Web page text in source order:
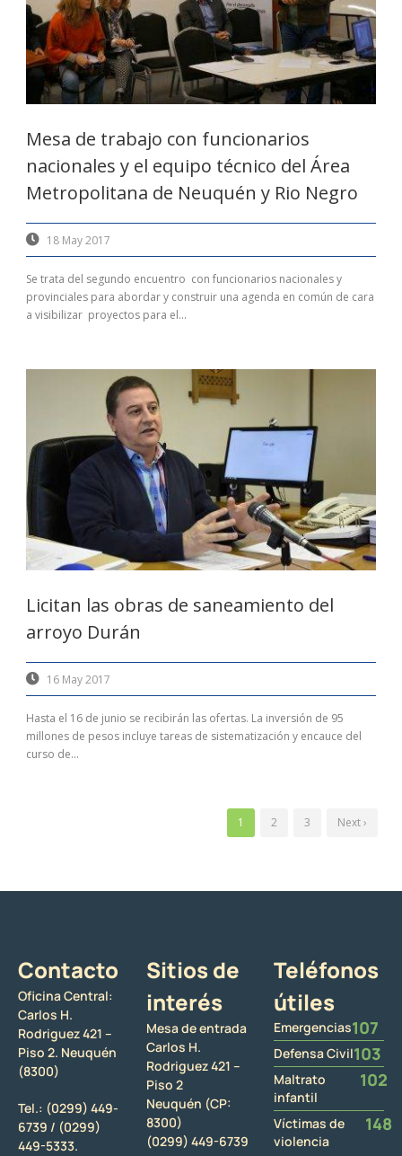
Mesa de trabajo con funcionarios
nacionales y el equipo técnico del Área
Metropolitana de Neuquén y Rio Negro
18 May 2017
Se trata del segundo encuentro con funcionarios nacionales y
provinciales para abordar y construir una agenda en común de cara
a visibilizar proyectos para el...
Licitan las obras de saneamiento del
arroyo Durán
16 May 2017
Hasta el 16 de junio se recibirán las ofertas. La inversión de 95
millones de pesos incluye tareas de sistematización y encauce del
curso de...
1 2 3 Next ›
Contacto
Oficina Central:
Carlos H.
Rodriguez 421 –
Piso 2. Neuquén
(8300)
Tel.: (0299) 449-
6739 / (0299)
449-5333.
Sitios de
interés
Mesa de entrada
Carlos H.
Rodriguez 421 –
Piso 2
Neuquén (CP:
8300)
(0299) 449-6739
Teléfonos
útiles
Emergencias107
Defensa Civil103
Maltrato
infantil
102
Víctimas de
violencia
148